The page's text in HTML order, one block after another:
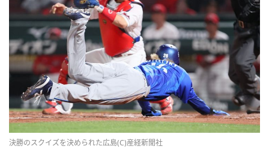
決勝のスクイズを決められた広島(C)産経新聞社